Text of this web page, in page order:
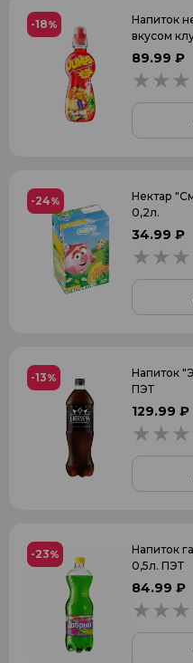
-18%
Напиток
вкусом
89.99 ₽
-24%
Нектар
0,2л.
34.99 ₽
-13%
Напиток
ПЭТ
129.99 ₽
-23%
Напиток
0,5л. ПЭТ
84.99 ₽